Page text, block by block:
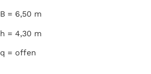
B = 6,50 m
h = 4,30 m
q = offen